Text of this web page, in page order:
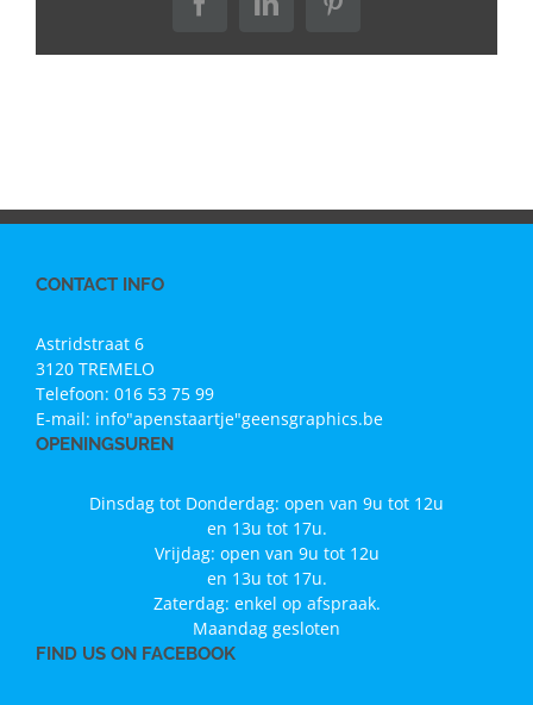
FacebookLinkedInPinterest
CONTACT INFO
Astridstraat 6
3120 TREMELO
Telefoon: 016 53 75 99
E-mail: info"apenstaartje"geensgraphics.be
OPENINGSUREN
Dinsdag tot Donderdag: open van 9u tot 12u
en 13u tot 17u.
Vrijdag: open van 9u tot 12u
en 13u tot 17u.
Zaterdag: enkel op afspraak.
Maandag gesloten
FIND US ON FACEBOOK